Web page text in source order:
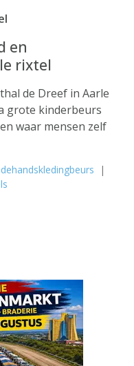
en
rixtel
de Dreef in Aarle
grote kinderbeurs
waar mensen zelf
|